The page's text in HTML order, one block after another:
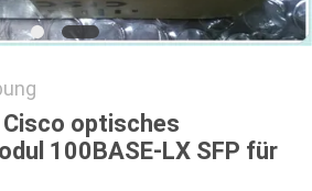
Cisco optisches
100BASE-LX SFP für